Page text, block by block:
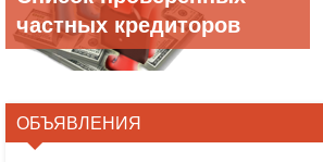
частных кредиторов
ОБЪЯВЛЕНИЯ